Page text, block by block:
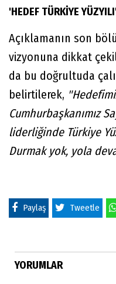
'HEDEF TÜRKİYE
Açıklamanın son
vizyonuna dikkat
da bu doğrultuda
belirtilerek,
Cumhurbaşkanımız
liderliğinde Türkiye
Durmak yok, yola
Paylaş Tweetle
YORUMLAR